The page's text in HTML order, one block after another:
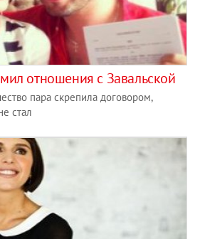
отношения с Завальской
пара скрепила договором,
стал